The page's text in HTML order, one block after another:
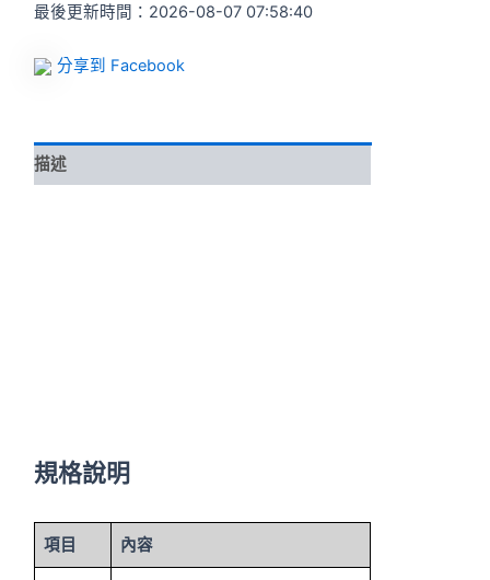
最後更新時間：2026-08-07 07:58:40
分享到 Facebook
描述
規格說明
項目 內容